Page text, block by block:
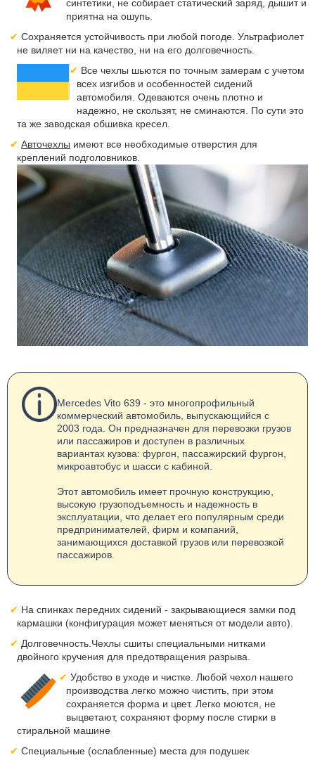
синтетики, не собирает статический заряд, дышит и
приятна на ошупь.
Сохраняется устойчивость при любой погоде. Ультрафиолет
не виляет ни на качество, ни на его долговечность.
Все чехлы шьются по точным замерам с учетом
всех изгибов и особенностей сидений
автомобиля. Одеваются очень плотно и
надежно, не скользят, не сминаются. По сути это
та же заводская обшивка кресел.
Авточехлы имеют все необходимые отверстия для
креплений подголовников.
Mercedes Vito 639 - это многопрофильный
коммерческий автомобиль, выпускающийся с
2003 года. Он предназначен для перевозки грузов
или пассажиров и доступен в различных
вариантах кузова: фургон, пассажирский фургон,
микроавтобус и шасси с кабиной.
Этот автомобиль имеет прочную конструкцию,
высокую грузоподъемность и надежность в
эксплуатации, что делает его популярным среди
предпринимателей, фирм и компаний,
занимающихся доставкой грузов или перевозкой
пассажиров.
На спинках передних сидений - закрывающиеся замки под
кармашки (конфигурация может меняться от модели авто).
Долговечность.Чехлы сшиты специальными нитками
двойного кручения для предотвращения разрыва.
Удобство в уходе и чистке. Любой чехол нашего
производства легко можно чистить, при этом
сохраняется форма и цвет. Легко моются, не
выцветают, сохраняют форму после стирки в
стиральной машине
Специальные (ослабленные) места для подушек